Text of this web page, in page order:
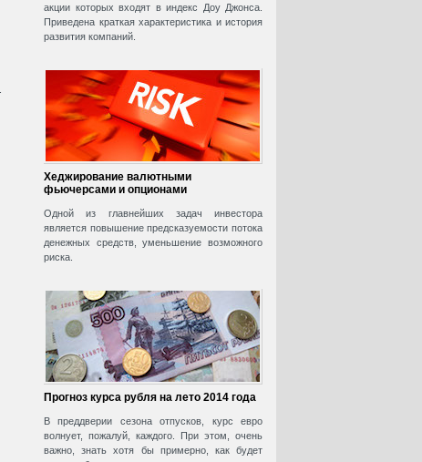
акции которых входят в индекс Доу Джонса.
Приведена краткая характеристика и история
развития компаний.
Хеджирование валютными
фьючерсами и опционами
Одной из главнейших задач инвестора
является повышение предсказуемости потока
денежных средств, уменьшение возможного
риска.
Прогноз курса рубля на лето 2014 года
В преддверии сезона отпусков, курс евро
волнует, пожалуй, каждого. При этом, очень
важно, знать хотя бы примерно, как будет